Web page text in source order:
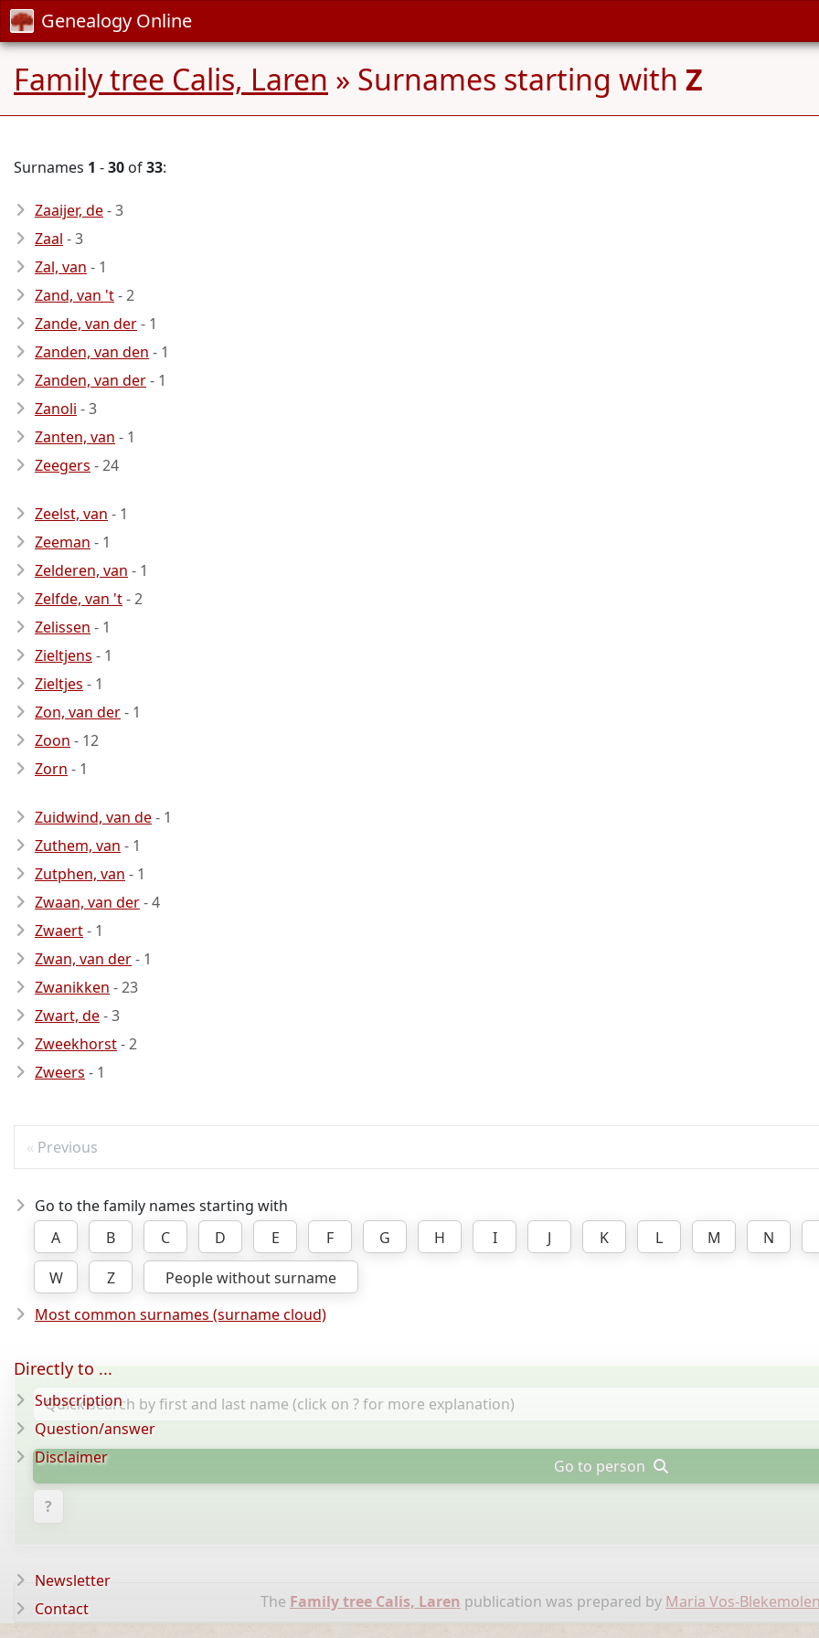
Genealogy Online
Family tree Calis, Laren » Surnames starting with Z
Surnames 1 -30 of33:
Zaaijer, de- 3
Zaal - 3
Zal, van - 1
Zand, van 't- 2
Zande, van der- 1
Zanden, van den - 1
Zanden, van der- 1
Zanoli - 3
Zanten, van - 1
Zeegers - 24
Zeelst, van - 1
Zeeman - 1
Zelderen, van - 1
Zelfde, van 't- 2
Zelissen - 1
Zieltjens - 1
Zieltjes - 1
Zon, van der- 1
Zoon - 12
Zorn - 1
Zuidwind, van de- 1
Zuthem, van - 1
Zutphen, van - 1
Zwaan, van der- 4
Zwaert- 1
Zwan, van der- 1
Zwanikken - 23
Zwart, de- 3
Zweekhorst- 2
Zweers - 1
Previous
Go to the family names starting with
A
B C D E F G H I J K L M N
W
Z
People without surname
Most common surnames (surname cloud)
Go to person
?
The Family tree Calis, Laren publication was prepared by Maria Vos-
Directly to ...
Subscription
Question/answer
Disclaimer
Newsletter
Contact